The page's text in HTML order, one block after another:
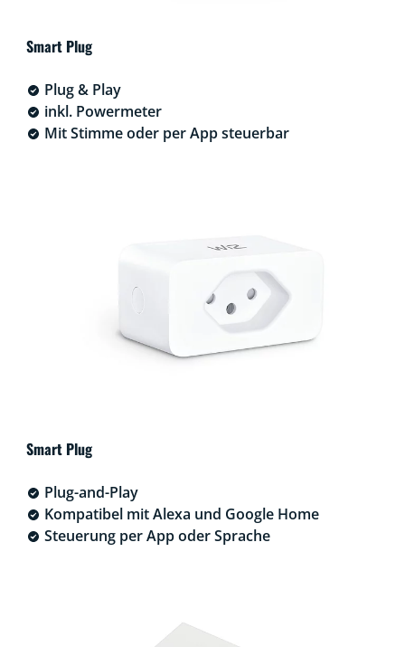
Smart Plug
Plug & Play
inkl. Powermeter
Mit Stimme oder per App steuerbar
Smart Plug
Plug-and-Play
Kompatibel mit Alexa und Google Home
Steuerung per App oder Sprache